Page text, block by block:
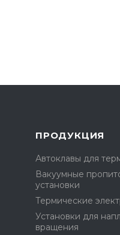
ПРОДУКЦИЯ
Автоклавы для
Вакуумные
установки
Термические
Установки для
вращения